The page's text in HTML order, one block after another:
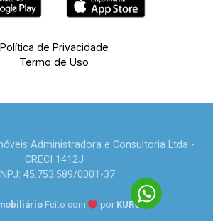
Política de Privacidade
Termo de Uso
Administradora e Consultoria Ltda -
CRECI 1412J
45.753.589/0001-37
Feito com por KUROLE